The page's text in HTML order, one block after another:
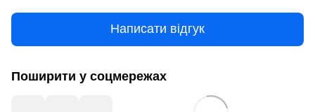
Написати відгук
Поширити у соцмережах